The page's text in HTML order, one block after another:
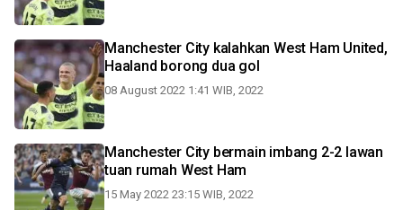
Manchester City kalahkan West Ham United,
Haaland borong dua gol
08 August 2022 1:41 WIB, 2022
Manchester City bermain imbang 2-2 lawan
tuan rumah West Ham
15 May 2022 23:15 WIB, 2022